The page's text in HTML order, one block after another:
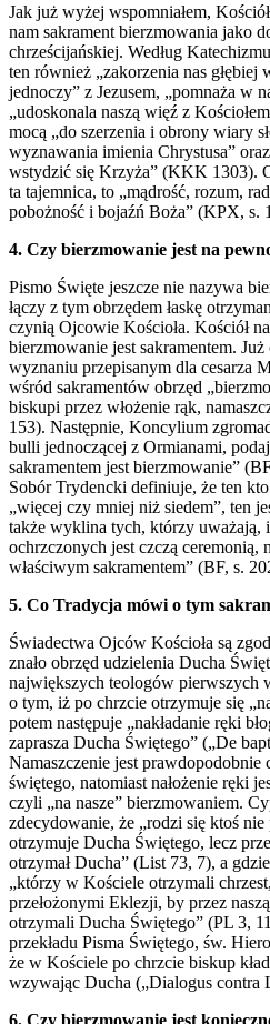
Jak już wyżej wspomniałem,
nam sakrament bierzmowania jako
chrześcijańskiej. Według
ten również „zakorzenia nas głębiej
jednoczy” z Jezusem, „pomnaża w
„udoskonala naszą więź z
mocą „do szerzenia i obrony wiary
wyznawania imienia Chrystusa”
wstydzić się Krzyża” (KKK 1303).
ta tajemnica, to „mądrość, rozum,
pobożność i bojaźń Boża” (KPX, s.
4. Czy bierzmowanie jest na
Pismo Święte jeszcze nie nazywa
łączy z tym obrzędem łaskę
czynią Ojcowie Kościoła. Kościół
bierzmowanie jest sakramentem.
wyznaniu przepisanym dla cesarza
wśród sakramentów obrzęd
biskupi przez włożenie rąk,
153). Następnie, Koncylium
bulli jednoczącej z Ormianami,
sakramentem jest bierzmowanie”
Sobór Trydencki definiuje, że ten
„więcej czy mniej niż siedem”, ten
także wyklina tych, którzy uważają,
ochrzczonych jest czczą ceremonią,
właściwym sakramentem” (BF, s.
5. Co Tradycja mówi o tym
Świadectwa Ojców Kościoła są
znało obrzęd udzielenia Ducha
największych teologów pierwszych
o tym, iż po chrzcie otrzymuje się
potem następuje „nakładanie ręki
zaprasza Ducha Świętego” („De
Namaszczenie jest prawdopodobnie
świętego, natomiast nałożenie ręki
czyli „na nasze” bierzmowaniem.
zdecydowanie, że „rodzi się ktoś
otrzymuje Ducha Świętego, lecz
otrzymał Ducha” (List 73, 7), a
„którzy w Kościele otrzymali
przełożonymi Eklezji, by przez
otrzymali Ducha Świętego” (PL 3,
przekładu Pisma Świętego, św.
że w Kościele po chrzcie biskup
wzywając Ducha („Dialogus contra
6. Czy bierzmowanie jest